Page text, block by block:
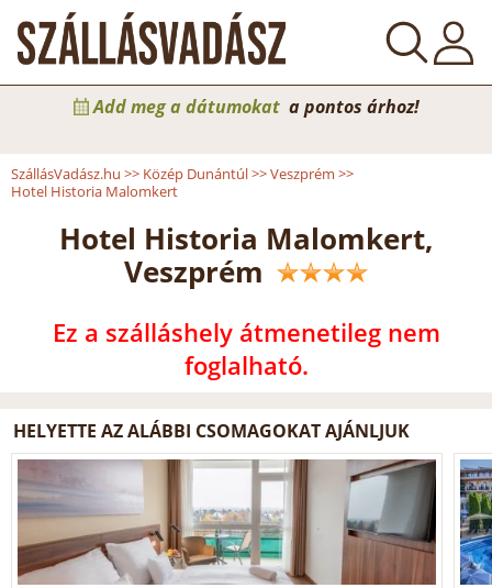
Add meg a dátumokat a pontos árhoz!
SzállásVadász.hu >> Közép Dunántúl>>Veszprém >>
Hotel Historia Malomkert
Hotel Historia Malomkert,
Veszprém
Ez a szálláshely átmenetileg nem
foglalható.
HELYETTE AZ ALÁBBI CSOMAGOKAT AJÁNLJUK